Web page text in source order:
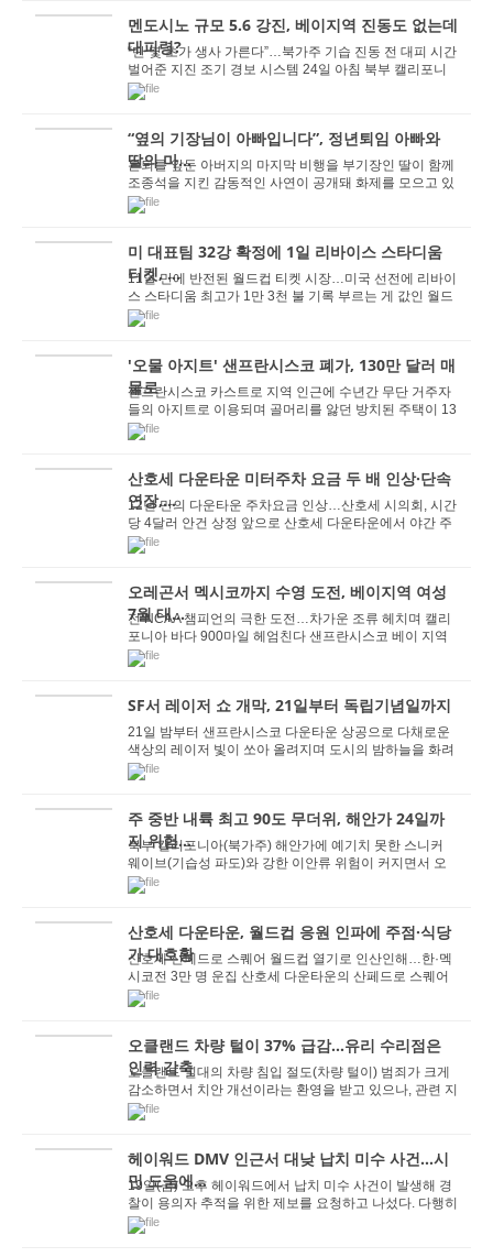
멘도시노 규모 5.6 강진, 베이지역 진동도 없는데
대피령?
“단 몇 초가 생사 가른다”…북가주 기습 진동 전 대피 시간
벌어준 지진 조기 경보 시스템 24일 아침 북부 캘리포니
아(북가주) 멘도시노 카운...
“옆의 기장님이 아빠입니다”, 정년퇴임 아빠와
딸의 마...
은퇴를 앞둔 아버지의 마지막 비행을 부기장인 딸이 함께
조종석을 지킨 감동적인 사연이 공개돼 화제를 모으고 있
다. 사우스웨스트 항공은 22일 라스베이거스를 ...
미 대표팀 32강 확정에 1일 리바이스 스타디움
티켓, ...
11일 만에 반전된 월드컵 티켓 시장…미국 선전에 리바이
스 스타디움 최고가 1만 3천 불 기록 부르는 게 값인 월드
컵 32강 입장권…측면 좌석 평균 ...
'오물 아지트' 샌프란시스코 폐가, 130만 달러 매
물로
샌프란시스코 카스트로 지역 인근에 수년간 무단 거주자
들의 아지트로 이용되며 골머리를 앓던 방치된 주택이 13
0만 달러에 매물로 나왔다. NBC 베이에어리어 뉴...
산호세 다운타운 미터주차 요금 두 배 인상·단속
연장,...
12년 만의 다운타운 주차요금 인상…산호세 시의회, 시간
당 4달러 안건 상정 앞으로 산호세 다운타운에서 야간 주
차 시 운전자들의 주차비 부담이 더 커질...
오레곤서 멕시코까지 수영 도전, 베이지역 여성
7월 대...
전 NCAA 챔피언의 극한 도전…차가운 조류 헤치며 캘리
포니아 바다 900마일 헤엄친다 샌프란시스코 베이 지역
출신의 마라톤 수영 선수 캐서린 브리드가 ...
SF서 레이저 쇼 개막, 21일부터 독립기념일까지
21일 밤부터 샌프란시스코 다운타운 상공으로 다채로운
색상의 레이저 빛이 쏘아 올려지며 도시의 밤하늘을 화려
하게 수놓는다. '7x7'로 명명된 새로운 ...
주 중반 내륙 최고 90도 무더위, 해안가 24일까
지 위험...
북부 캘리포니아(북가주) 해안가에 예기치 못한 스니커
웨이브(기습성 파도)와 강한 이안류 위험이 커지면서 오
는 수요일(24일) 오후까지 해수욕객들의 각별한 주...
산호세 다운타운, 월드컵 응원 인파에 주점·식당
가 대호황
산호세 산페드로 스퀘어 월드컵 열기로 인산인해…한·멕
시코전 3만 명 운집 산호세 다운타운의 산페드로 스퀘어
가 월드컵 경기 관람을 위해 몰려든...
오클랜드 차량 털이 37% 급감...유리 수리점은
인력 감축
오클랜드 일대의 차량 침입 절도(차량 털이) 범죄가 크게
감소하면서 치안 개선이라는 환영을 받고 있으나, 관련 지
역 자동차 유리 수리 업계는 도리어 극심한 매...
헤이워드 DMV 인근서 대낮 납치 미수 사건…시
민 도움에...
19일(금) 오후 헤이워드에서 납치 미수 사건이 발생해 경
찰이 용의자 추적을 위한 제보를 요청하고 나섰다. 다행히
피해자는 부상을 입지 않은 것으로 알려졌다. ...